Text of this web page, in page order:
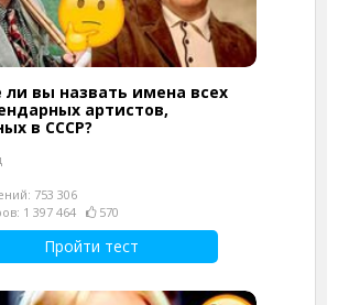
вы назвать имена всех
артистов,
в СССР?
753 306
1 397 464
570
Пройти тест